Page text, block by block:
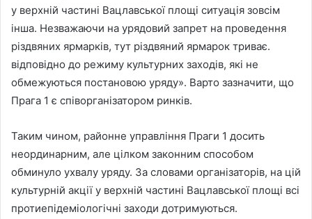
у верхній частині Вацлавської площі ситуація зовсім
інша. Незважаючи на урядовий запрет на проведення
різдвяних ярмарків, тут різдвяний ярмарок триває.
відповідно до режиму культурних заходів, які не
обмежуються постановою уряду». Варто зазначити, що
Прага 1 є співорганізатором ринків.
Таким чином, районне управління Праги 1 досить
неординарним, але цілком законним способом
обминуло ухвалу уряду. За словами організаторів, на цій
культурній акції у верхній частині Вацлавської площі всі
протиепідеміологічні заходи дотримуються.